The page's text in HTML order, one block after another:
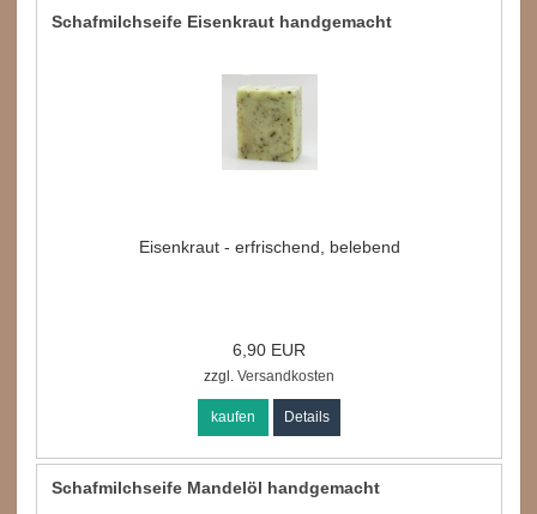
Schafmilchseife Eisenkraut handgemacht
Eisenkraut - erfrischend, belebend
6,90 EUR
zzgl. Versandkosten
kaufen Details
Schafmilchseife Mandelöl handgemacht